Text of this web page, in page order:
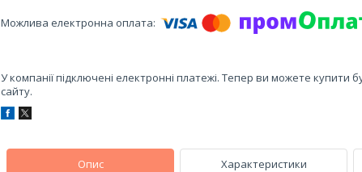
У компанії підключені електронні платежі. Тепер ви можете
сайту.
Опис Характеристики